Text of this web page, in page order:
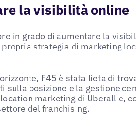
la visibilità online
in grado di aumentare la
strategia di marketing
F45 è stata lieta di
sulla posizione e la gestione
marketing di Uberall e,
del franchising.